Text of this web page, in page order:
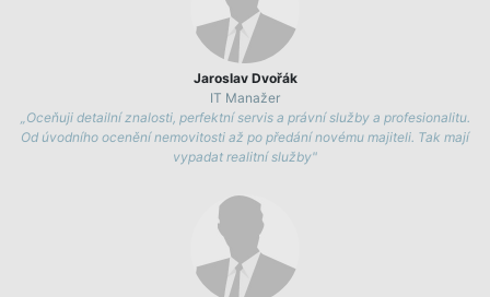
Jaroslav Dvořák
IT Manažer
„Oceňuji detailní znalosti, perfektní servis a právní služby a profesionalitu.
Od úvodního ocenění nemovitosti až po předání novému majiteli. Tak mají
vypadat realitní služby"